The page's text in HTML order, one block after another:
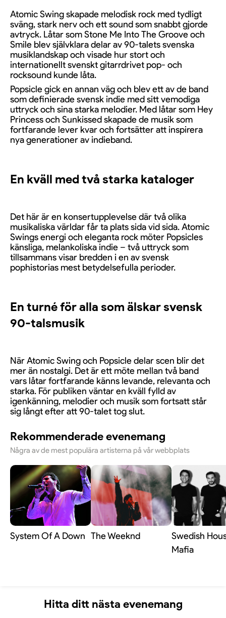
Atomic Swing skapade melodisk rock med tydligt
sväng, stark nerv och ett sound som snabbt gjorde
avtryck. Låtar som Stone Me Into The Groove och
Smile blev självklara delar av 90-talets svenska
musiklandskap och visade hur stort och
internationellt svenskt gitarrdrivet pop- och
rocksound kunde låta.
Popsicle gick en annan väg och blev ett av de band
som definierade svensk indie med sitt vemodiga
uttryck och sina starka melodier. Med låtar som Hey
Princess och Sunkissed skapade de musik som
fortfarande lever kvar och fortsätter att inspirera
nya generationer av indieband.
En kväll med två starka kataloger
Det här är en konsertupplevelse där två olika
musikaliska världar får ta plats sida vid sida. Atomic
Swings energi och eleganta rock möter Popsicles
känsliga, melankoliska indie – två uttryck som
tillsammans visar bredden i en av svensk
pophistorias mest betydelsefulla perioder.
En turné för alla som älskar svensk
90-talsmusik
När Atomic Swing och Popsicle delar scen blir det
mer än nostalgi. Det är ett möte mellan två band
vars låtar fortfarande känns levande, relevanta och
starka. För publiken väntar en kväll fylld av
igenkänning, melodier och musik som fortsatt står
sig långt efter att 90-talet tog slut.
Rekommenderade evenemang
Några av de mest populära artisterna på vår webbplats
System Of A Down The Weeknd
Swedish
Mafia
Hitta ditt nästa evenemang